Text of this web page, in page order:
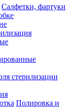
Салфетки, фартуки
стерилизации
Полировка и